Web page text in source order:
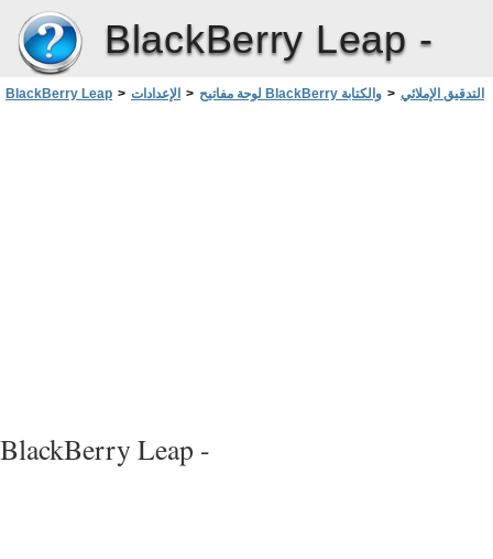
BlackBerry Leap -
BlackBerry Leap > الإعدادات > لوحة مفاتيح BlackBerry والكتابة > التدقيق الإملائي
BlackBerry Leap -